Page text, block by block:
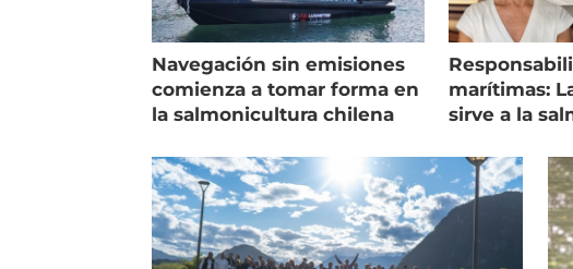
Navegación sin emisiones
comienza a tomar forma en
la salmonicultura chilena
marítimas:
sirve a la